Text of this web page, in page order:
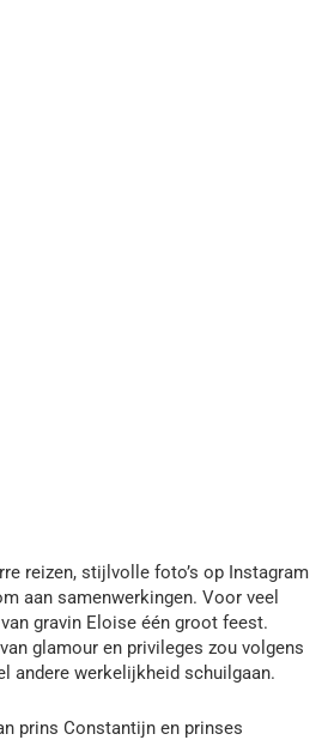
reizen, stijlvolle foto’s op Instagram
aan samenwerkingen. Voor veel
gravin Eloise één groot feest.
glamour en privileges zou volgens
andere werkelijkheid schuilgaan.
prins Constantijn en prinses